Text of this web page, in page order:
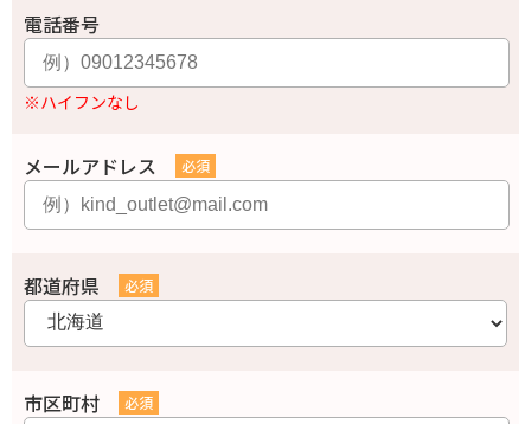
電話番号
※ハイフンなし
メールアドレス
都道府県
市区町村